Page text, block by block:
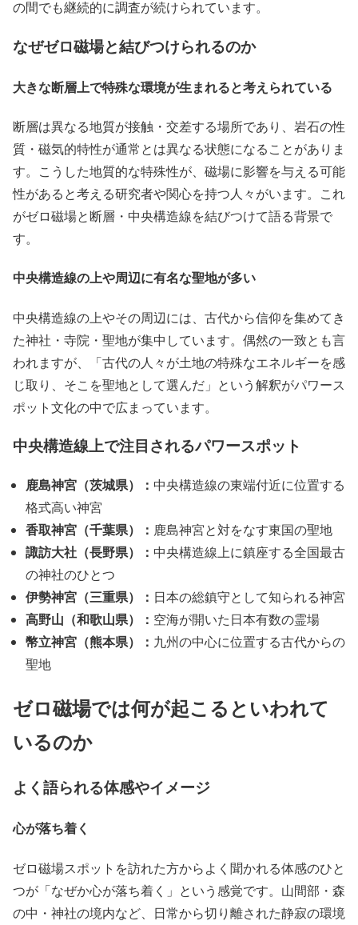
の間でも継続的に調査が続けられています。
なぜゼロ磁場と結びつけられるのか
大きな断層上で特殊な環境が生まれると考えられている
断層は異なる地質が接触・交差する場所であり、岩石の性
質・磁気的特性が通常とは異なる状態になることがありま
す。こうした地質的な特殊性が、磁場に影響を与える可能
性があると考える研究者や関心を持つ人々がいます。これ
がゼロ磁場と断層・中央構造線を結びつけて語る背景で
す。
中央構造線の上や周辺に有名な聖地が多い
中央構造線の上やその周辺には、古代から信仰を集めてき
た神社・寺院・聖地が集中しています。偶然の一致とも言
われますが、「古代の人々が土地の特殊なエネルギーを感
じ取り、そこを聖地として選んだ」という解釈がパワース
ポット文化の中で広まっています。
中央構造線上で注目されるパワースポット
鹿島神宮（茨城県）： 中央構造線の東端付近に位置する
格式高い神宮
香取神宮（千葉県）： 鹿島神宮と対をなす東国の聖地
諏訪大社（長野県）： 中央構造線上に鎮座する全国最古
の神社のひとつ
伊勢神宮（三重県）： 日本の総鎮守として知られる神宮
高野山（和歌山県）： 空海が開いた日本有数の霊場
幣立神宮（熊本県）： 九州の中心に位置する古代からの
聖地
ゼロ磁場では何が起こるといわれて
いるのか
よく語られる体感やイメージ
心が落ち着く
ゼロ磁場スポットを訪れた方からよく聞かれる体感のひと
つが「なぜか心が落ち着く」という感覚です。山間部・森
の中・神社の境内など、日常から切り離された静寂の環境